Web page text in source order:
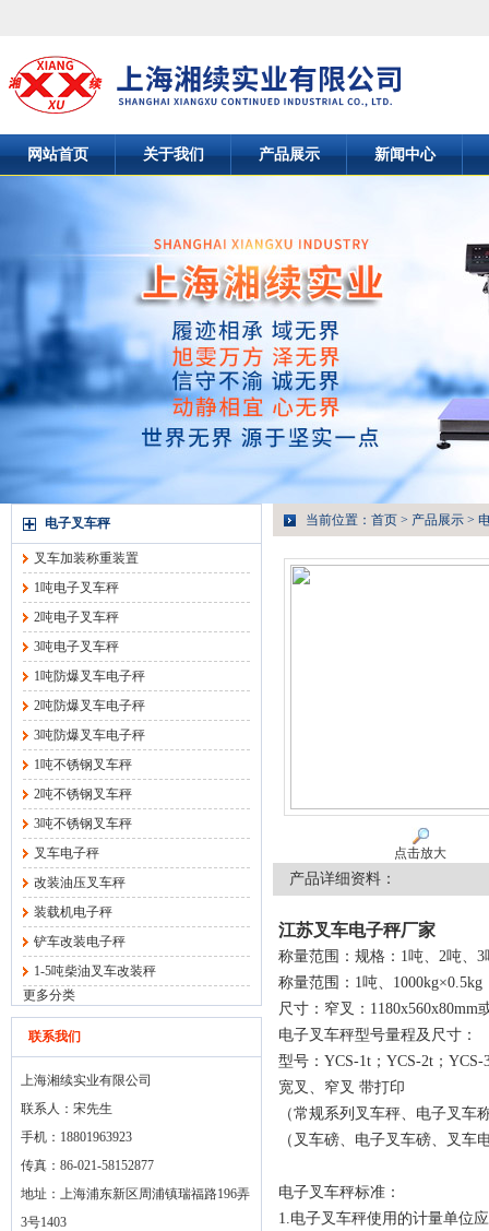
网站首页 关于我们 产品展示 新闻中心
电子叉车秤
叉车加装称重装置
1吨电子叉车秤
2吨电子叉车秤
3吨电子叉车秤
1吨防爆叉车电子秤
2吨防爆叉车电子秤
3吨防爆叉车电子秤
1吨不锈钢叉车秤
2吨不锈钢叉车秤
3吨不锈钢叉车秤
叉车电子秤
改装油压叉车秤
装载机电子秤
铲车改装电子秤
1-5吨柴油叉车改装秤
更多分类
联系我们
上海湘续实业有限公司
联系人：宋先生
手机：18801963923
传真：86-021-58152877
地址：上海浦东新区周浦镇瑞福路196弄
3号1403
当前位置： 首页 > 产品展示 >
点击放大
产品详细资料：
江苏叉车电子秤厂家
称量范围：规格：1吨、2吨、3
称量范围：1吨、1000kg×0.5kg
尺寸：窄叉：1180x560x80mm
电子叉车秤型号量程及尺寸：
型号：YCS-1t；YCS-2t；YCS-
宽叉、窄叉 带打印
（常规系列叉车秤、电子叉
（叉车磅、电子叉车磅、叉
电子叉车秤标准：
1.电子叉车秤使用的计量单位